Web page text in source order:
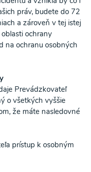
práv, budete do 72
a zároveň v tej istej
ochrany
na ochranu osobných
Prevádzkovateľ
o všetkých vyššie
že máte nasledovné
prístup k osobným
súhlasím so
účely
že som si
osobných
Súhlasím